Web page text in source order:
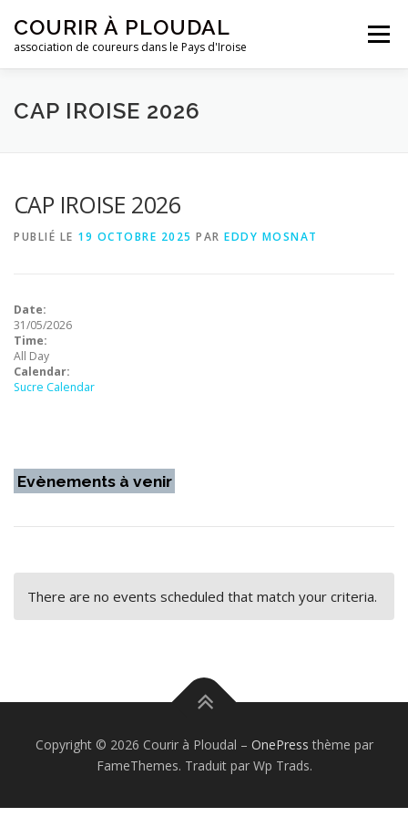
contenu
COURIR À PLOUDAL
association de coureurs dans le Pays d'Iroise
Menu
ACCUEIL LE CLUB
CONTACTEZ-NOUS !
CAP IROISE 2026
CAP IROISE 2026
PUBLIÉ LE 19 OCTOBRE 2025 PAR EDDY MOSNAT
Date:
31/05/2026
Time:
All Day
Calendar:
Sucre Calendar
Evènements à venir
There are no events scheduled that match your criteria.
Copyright © 2026 Courir à Ploudal – OnePress thème par
FameThemes. Traduit par Wp Trads.